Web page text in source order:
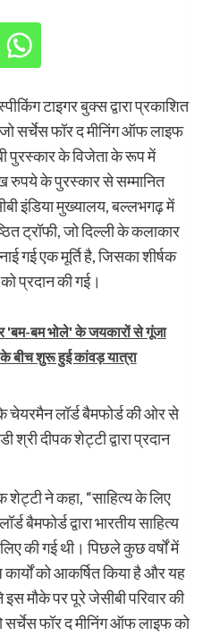
टाइगर बुक्स द्वारा प्रकाशित
सर्चेस फॉर द मीनिंग ऑफ लाइफ
पुरस्कार के विजेता के रूप में
रुपये के पुरस्कार से सम्मानित
इंडिया मुख्यालय, बल्लभगढ़ में
ट्रॉफी, जो दिल्ली के कलाकार
गई एक मूर्ति है, जिसका शीर्षक
प्रदान की गई।
'बम-बम भोले' के जयकारों से गूंजा
के बीच शुरू हुई कांवड़ यात्रा
चेयरमैन लॉर्ड बैमफोर्ड की ओर से
दीपक शेट्टी द्वारा प्रदान
शेट्टी ने कहा, “साहित्य के लिए
बैमफोर्ड द्वारा भारतीय साहित्य
की गई थी। पिछले कुछ वर्षों में
को आकर्षित किया है और यह
मौके पर पूरे जेसीबी परिवार की
फॉर द मीनिंग ऑफ लाइफ को